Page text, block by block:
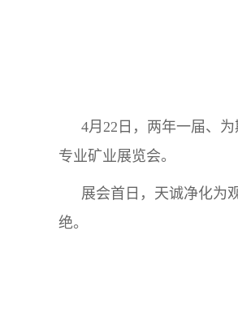
4月22日，两年一届、
专业矿业展览会。
展会首日，天诚净化为
绝。